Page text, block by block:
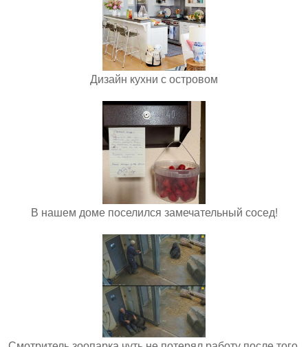
Дизайн кухни с островом
В нашем доме поселился замечательный сосед!